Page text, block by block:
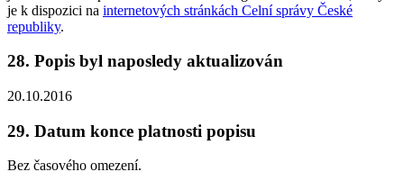
je k dispozici na internetových stránkách Celní správy České
republiky.
28. Popis byl naposledy aktualizován
20.10.2016
29. Datum konce platnosti popisu
Bez časového omezení.